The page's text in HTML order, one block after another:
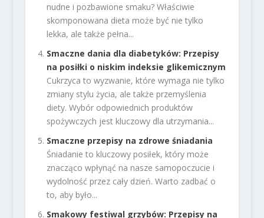
nudne i pozbawione smaku? Właściwie
skomponowana dieta może być nie tylko
lekka, ale także pełna...
Smaczne dania dla diabetyków: Przepisy
na posiłki o niskim indeksie glikemicznym
Cukrzyca to wyzwanie, które wymaga nie tylko
zmiany stylu życia, ale także przemyślenia
diety. Wybór odpowiednich produktów
spożywczych jest kluczowy dla utrzymania...
Smaczne przepisy na zdrowe śniadania
Śniadanie to kluczowy posiłek, który może
znacząco wpłynąć na nasze samopoczucie i
wydolność przez cały dzień. Warto zadbać o
to, aby było...
Smakowy festiwal grzybów: Przepisy na